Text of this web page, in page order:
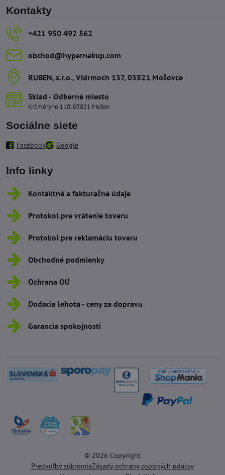
Kontakty
+421 950 492 562
obchod​@hypernakup​.com
RUBEN, s​.r​.o​., Vidrmoch 137, 03821 Mošovce
Sklad - Odberné miesto
Krčméryho 110, 03821 Mošov
Sociálne siete
Facebook Google
Info linky
Kontaktné a fakturačné údaje
Protokol pre vrátenie tovaru
Protokol pre reklamáciu tovaru
Obchodné podmienky
Ochrana OÚ
Dodacia lehota - ceny za dopravu
Garancia spokojnosti
© 2026 Copyright
Predvoľby súkromiaZásady ochrany osobných údajov